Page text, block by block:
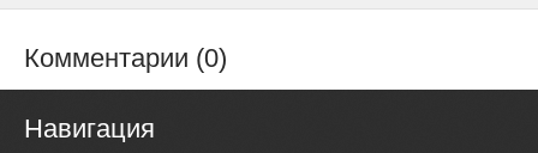
Комментарии (0)
Навигация